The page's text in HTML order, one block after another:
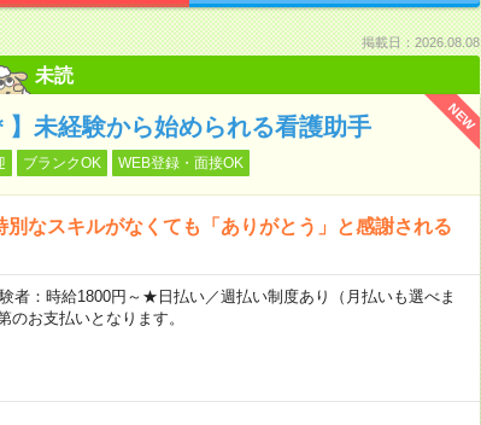
掲載日：2026.08.08
未読
NEW
】未経験から始められる看護助手
ブランクOK WEB登録・面接OK
なスキルがなくても「ありがとう」と感謝される
者：時給1800円～★日払い／週払い制度あり（月払いも選べま
お支払いとなります。